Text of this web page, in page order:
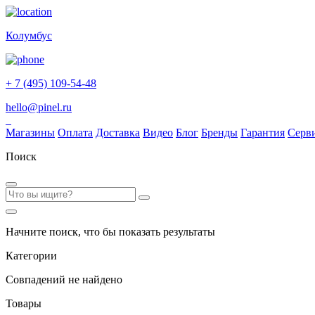
Колумбус
+ 7 (495) 109-54-48
hello@pinel.ru
Магазины Оплата Доставка Видео Блог Бренды Гарантия
Поиск
Начните поиск, что бы показать результаты
Категории
Совпадений не найдено
Товары